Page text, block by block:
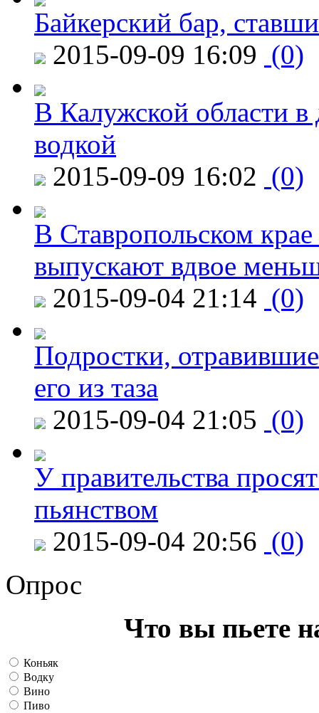
Байкерский бар,
2015-09-09 16:09 (0)
В Калужской области в
водкой
2015-09-09 16:02 (0)
В Ставропольском
выпускают вдвое
2015-09-04 21:14 (0)
Подростки,
его из таза
2015-09-04 21:05 (0)
У правительства
пьянством
2015-09-04 20:56 (0)
Опрос
Что вы пьете
Коньяк
Водку
Вино
Пиво